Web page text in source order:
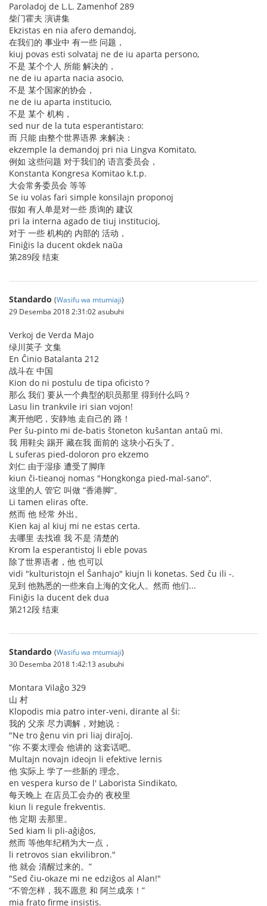
Paroladoj de L.L. Zamenhof 289
柴门霍夫 演讲集
Ekzistas en nia afero demandoj,
在我们的 事业中 有一些 问题，
kiuj povas esti solvataj ne de iu aparta persono,
不是 某个个人 所能 解决的，
ne de iu aparta nacia asocio,
不是 某个国家的协会，
ne de iu aparta institucio,
不是 某个 机构，
sed nur de la tuta esperantistaro:
而 只能 由整个世界语界 来解决：
ekzemple la demandoj pri nia Lingva Komitato,
例如 这些问题 对于我们的 语言委员会，
Konstanta Kongresa Komitao k.t.p.
大会常务委员会 等等
Se iu volas fari simple konsilajn proponoj
假如 有人单是对一些 质询的 建议
pri la interna agado de tiuj institucioj,
对于 一些 机构的 内部的 活动，
Finiĝis la ducent okdek naŭa
第289段 结束
Standardo (Wasifu wa mtumiaji)
29 Desemba 2018 2:31:02 asubuhi
Verkoj de Verda Majo
绿川英子 文集
En Ĉinio Batalanta 212
战斗在 中国
Kion do ni postulu de tipa oficisto？
那么 我们 要从一个典型的职员那里 得到什么吗？
Lasu lin trankvile iri sian vojon!
离开他吧，安静地 走自己的 路！
Per ŝu-pinto mi de-batis ŝtoneton kuŝantan antaŭ mi.
我 用鞋尖 踢开 藏在我 面前的 这块小石头了。
L suferas pied-doloron pro ekzemo
刘仁 由于湿疹 遭受了脚痒
kiun ĉi-tieanoj nomas "Hongkonga pied-mal-sano".
这里的人 管它 叫做 “香港脚”。
Li tamen eliras ofte.
然而 他 经常 外出。
Kien kaj al kiuj mi ne estas certa.
去哪里 去找谁 我 不是 清楚的
Krom la esperantistoj li eble povas
除了世界语者，他 也可以
vidi "kulturistojn el Ŝanhajo" kiujn li konetas. Sed ĉu ili -.
见到 他熟悉的一些来自上海的文化人。然而 他们...
Finiĝis la ducent dek dua
第212段 结束
Standardo (Wasifu wa mtumiaji)
30 Desemba 2018 1:42:13 asubuhi
Montara Vilaĝo 329
山 村
Klopodis mia patro inter-veni, dirante al ŝi:
我的 父亲 尽力调解，对她说：
"Ne tro ĝenu vin pri liaj diraĵoj.
“你 不要太理会 他讲的 这套话吧。
Multajn novajn ideojn li efektive lernis
他 实际上 学了一些新的 理念。
en vespera kurso de l' Laborista Sindikato,
每天晚上 在店员工会办的 夜校里
kiun li regule frekventis.
他 定期 去那里。
Sed kiam li pli-aĝiĝos,
然而 等他年纪稍为大一点，
li retrovos sian ekvilibron."
他 就会 清醒过来的。”
"Sed ĉiu-okaze mi ne edziĝos al Alan!"
“不管怎样，我不愿意 和 阿兰成亲！”
mia frato firme insistis.